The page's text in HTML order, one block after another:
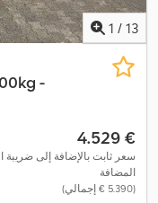
1 / 13
-
‏4.529 €
سعر ثابت بالإضافة إلى ضريبة
المضافة
(‏5.390 € إجمالي)